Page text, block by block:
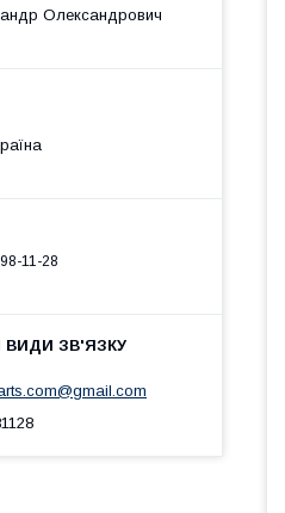
Олександрович
11-28